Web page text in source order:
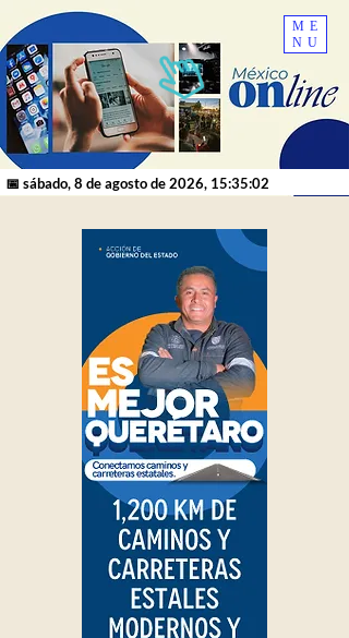
ME
NU
📅 sábado, 8 de agosto de 2026, 15:35:02